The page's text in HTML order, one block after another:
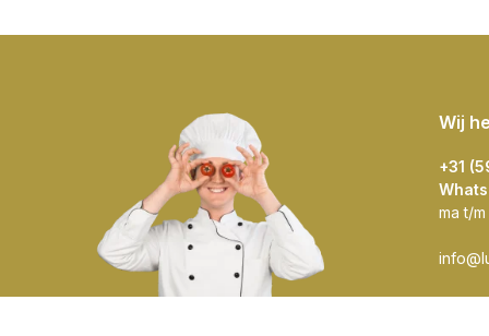
Wij
+31
ma t/